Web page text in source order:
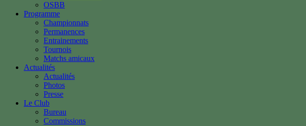
OSBB
Programme
Championnats
Permanences
Entrainements
Tournois
Matchs amicaux
Actualités
Actualités
Photos
Presse
Le Club
Bureau
Commissions